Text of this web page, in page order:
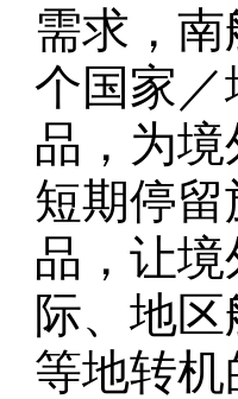
需求，
个国家
品，为
短期停
品，让
际、地
等地转